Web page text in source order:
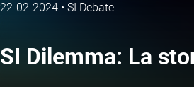
22-02-2024 • SI Debate
SI Dilemma: La